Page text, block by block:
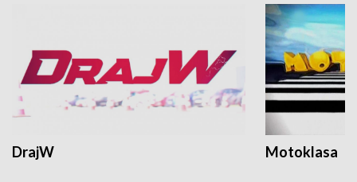
DrajW Motoklasa